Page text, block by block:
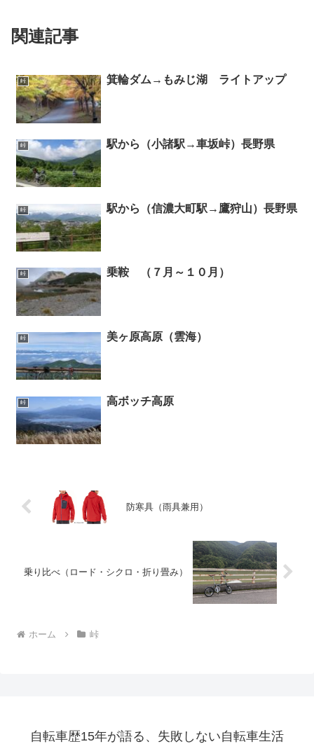
関連記事
峠 箕輪ダム→もみじ湖 ライトアップ
峠 駅から（小諸駅→車坂峠）長野県
峠 駅から（信濃大町駅→鷹狩山）長野県
峠 乗鞍 （７月～１０月）
峠 美ヶ原高原（雲海）
峠 高ボッチ高原
防寒具（雨具兼用）
乗り比べ（ロード・シクロ・折り畳み）
ホーム 峠
自転車歴15年が語る、失敗しない自転車生活